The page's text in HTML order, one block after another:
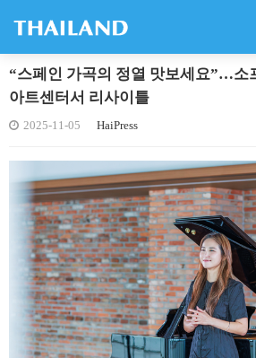
“스페인 가곡의 정열 맛보세요”…소
아트센터서 리사이틀
2025-11-05 HaiPress